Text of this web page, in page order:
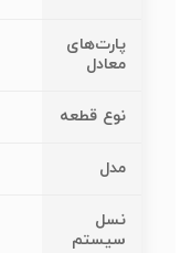
پارت‌های
معادل
نوع قطعه
مدل
نسل
سیستم